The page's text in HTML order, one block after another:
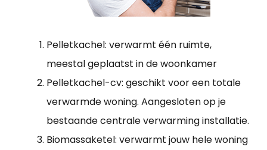
Pelletkachel: verwarmt één ruimte,
meestal geplaatst in de woonkamer
Pelletkachel-cv: geschikt voor een totale
verwarmde woning. Aangesloten op je
bestaande centrale verwarming installatie.
Biomassaketel: verwarmt jouw hele woning